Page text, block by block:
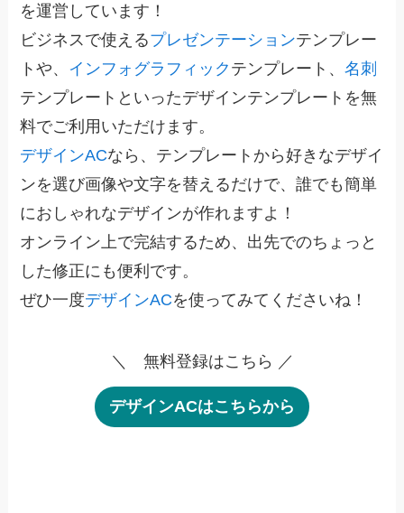
を運営しています！
ビジネスで使えるプレゼンテーションテンプレー
トや、 インフォグラフィック テンプレート、名刺
テンプレートといったデザインテンプレートを無
料でご利用いただけます。
デザインACなら、テンプレートから好きなデザイ
ンを選び画像や文字を替えるだけで、誰でも簡単
におしゃれなデザインが作れますよ！
オンライン上で完結するため、出先でのちょっと
した修正にも便利です。
ぜひ一度デザインACを使ってみてくださいね！
＼ 無料登録はこちら ／
デザインACはこちらから